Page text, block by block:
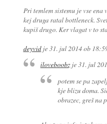
Pri temlem sistemu je vse
kej druga ratal bottleneck.
kupiš drugo. Ker vlagat v to
deyvidje31. jul 2014 ob
iloveboobz je31. jul
potem se pa
kje blizu doma.
obrazec, greš na